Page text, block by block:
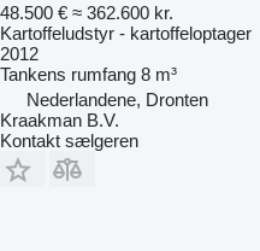
48.500 € ≈ 362.600 kr.
Kartoffeludstyr - kartoffeloptager
2012
Tankens rumfang 8 m³
Nederlandene, Dronten
Kraakman B.V.
Kontakt sælgeren